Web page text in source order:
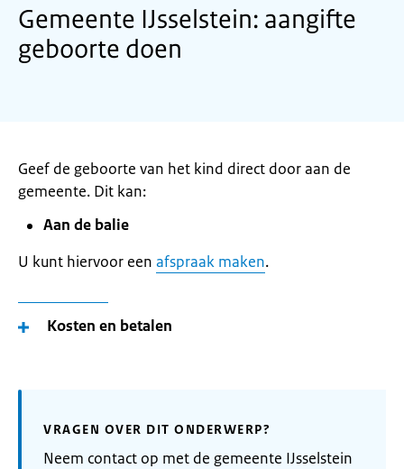
Gemeente IJsselstein: aangifte
geboorte doen
Geef de geboorte van het kind direct door aan de
gemeente. Dit kan:
Aan de balie
U kunt hiervoor een afspraak maken.
Kosten en betalen
VRAGEN OVER DIT ONDERWERP?
Neem contact op met de gemeente IJsselstein